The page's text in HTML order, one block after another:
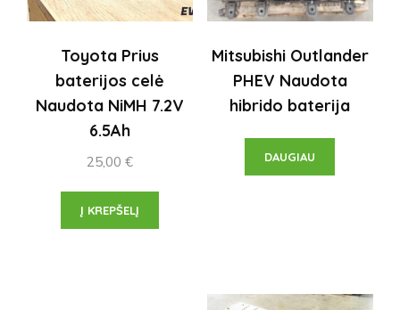
Toyota Prius
baterijos celė
Naudota NiMH 7.2V
6.5Ah
25,00€
Į KREPŠELĮ
Mitsubishi Outlander
PHEV Naudota
hibrido baterija
DAUGIAU